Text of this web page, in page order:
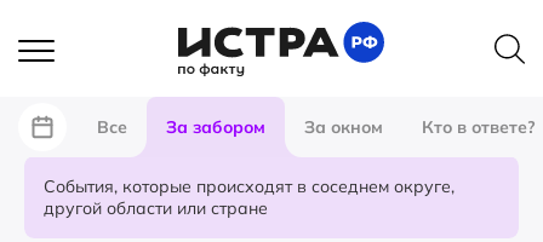
Все За забором За окном Кто в ответе?
События, которые происходят в соседнем округе,
другой области или стране